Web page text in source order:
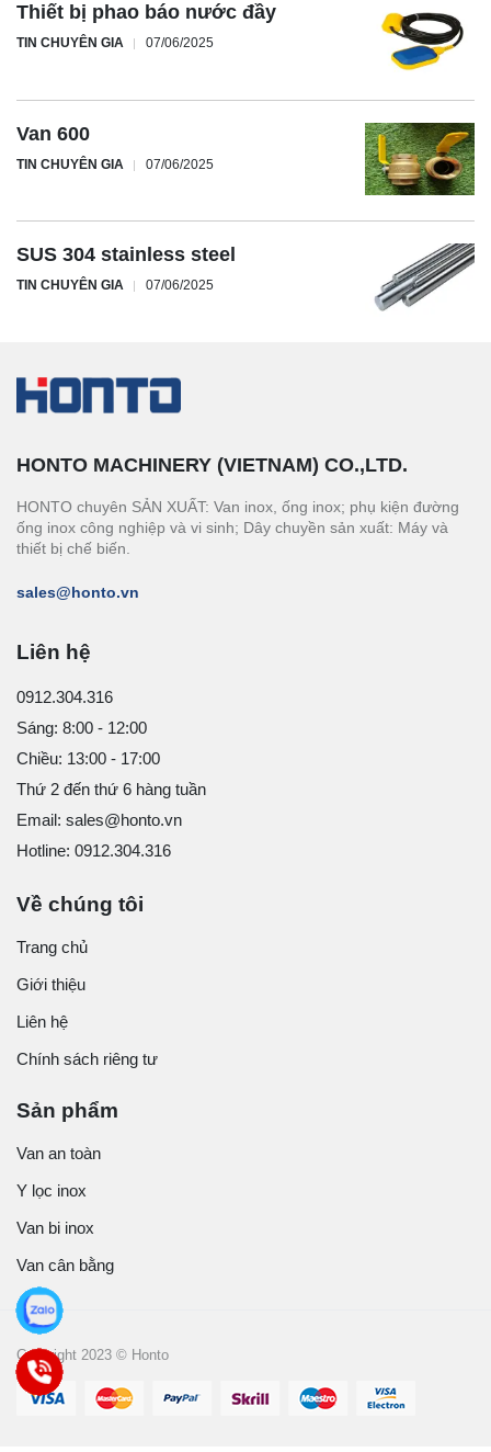
Thiết bị phao báo nước đầy
TIN CHUYÊN GIA 07/06/2025
Van 600
TIN CHUYÊN GIA 07/06/2025
SUS 304 stainless steel
TIN CHUYÊN GIA 07/06/2025
HONTO MACHINERY (VIETNAM) CO.,LTD.
HONTO chuyên SẢN XUẤT: Van inox, ống inox; phụ kiện đường
ống inox công nghiệp và vi sinh; Dây chuyền sản xuất: Máy và
thiết bị chế biến.
sales@honto.vn
Liên hệ
0912.304.316
Sáng: 8:00 - 12:00
Chiều: 13:00 - 17:00
Thứ 2 đến thứ 6 hàng tuần
Email: sales@honto.vn
Hotline: 0912.304.316
Về chúng tôi
Trang chủ
Giới thiệu
Liên hệ
Chính sách riêng tư
Sản phẩm
Van an toàn
Y lọc inox
Van bi inox
Van cân bằng
Copyright 2023 © Honto